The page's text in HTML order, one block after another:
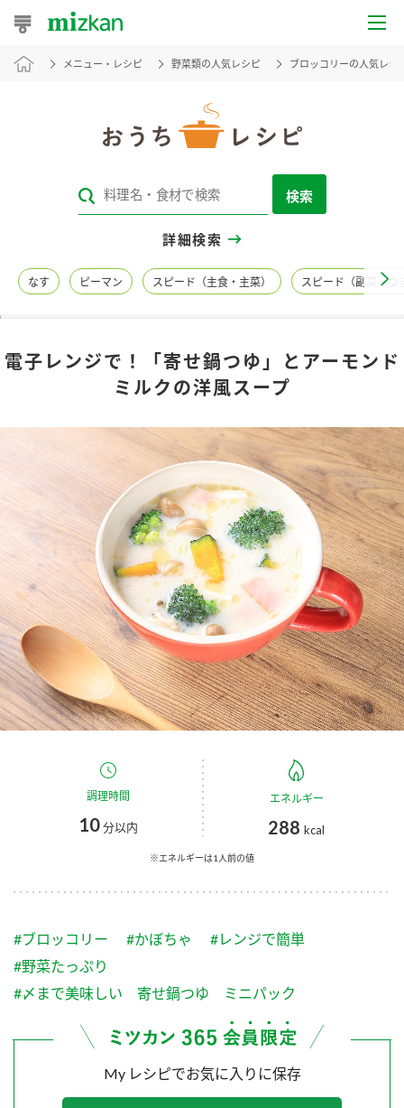
おうちレシピ
レシピカテゴリ一覧
レシピ名特集
商品情報
調味酢
お酢ドリンク ぽん酢
みりん風・料理酒 鍋用調味料
つゆ たれ
スープ
炊き込みご飯の素 米飯用調味液
キャンペーン情報
ブランド・スペシャルサイト
ブランド・スペシャルサイト トップ
商品ブランドサイト
Fibee（ファイビー）
くらしプラ酢
カンタン酢
かおりの蔵
納豆のサイト
PIN印
三ツ判山吹
スペシャルサイト
お酢を知ろう！
企業情報
国内事業概要
ミツカングループについて
企業理念
ミツカンを知る
環境への取り組み
ZENB initiative
MIM（ミツカンミュージアム）
お客様相談センター
お客様の声をいかしました
販売終了製品のご案内
よくあるご質問
メニュー・レシピ 野菜類の人気レシピ ブロッコリーの人気レシ
検索
詳細検索
なす ピーマン スピード（主食・主菜） スピード（副菜・つ
電子レンジで！「寄せ鍋つゆ」とアーモンド
ミルクの洋風スープ
調理時間
10分以内
エネルギー
288 kcal
※エネルギーは1人前の値
#ブロッコリー #かぼちゃ
#レンジで簡単
#野菜たっぷり
#〆まで美味しい 寄せ鍋つゆ ミニパック
My レシピでお気に入りに保存